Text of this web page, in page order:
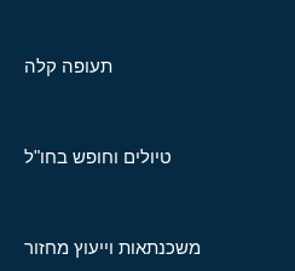
תעופה קלה
טיולים וחופש בחו"ל
משכנתאות וייעוץ מחזור